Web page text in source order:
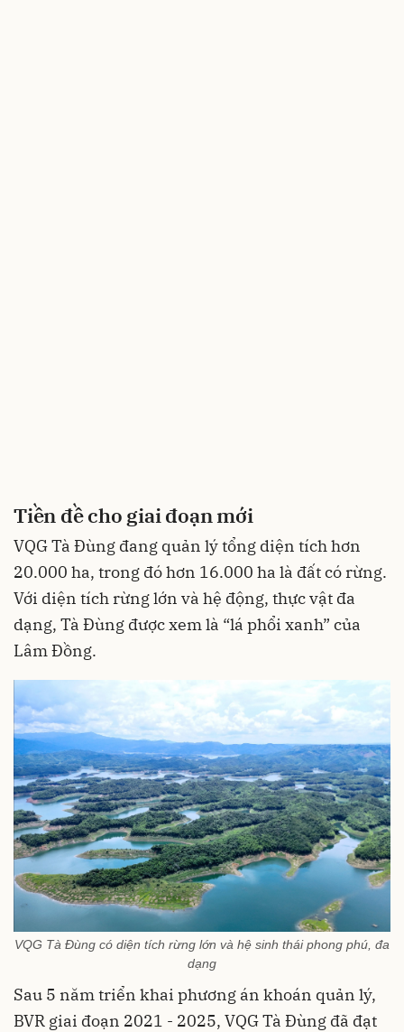
Tiền đề cho giai đoạn mới
VQG Tà Đùng đang quản lý tổng diện tích hơn
20.000 ha, trong đó hơn 16.000 ha là đất có rừng.
Với diện tích rừng lớn và hệ động, thực vật đa
dạng, Tà Đùng được xem là “lá phổi xanh” của
Lâm Đồng.
VQG Tà Đùng có diện tích rừng lớn và hệ sinh thái phong phú, đa
dạng
Sau 5 năm triển khai phương án khoán quản lý,
BVR giai đoạn 2021 - 2025, VQG Tà Đùng đã đạt